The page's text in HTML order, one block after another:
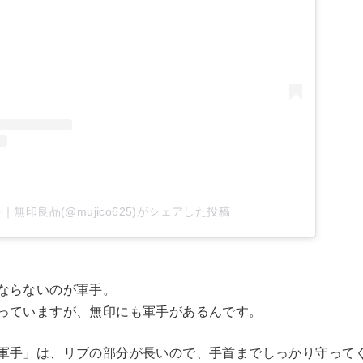
｜無印良品(@mujico625)がシェアした投稿
ないのが軍手。
ていますが、無印にも軍手があるんです。
手」は、リブの部分が長いので、手首までしっかり守って